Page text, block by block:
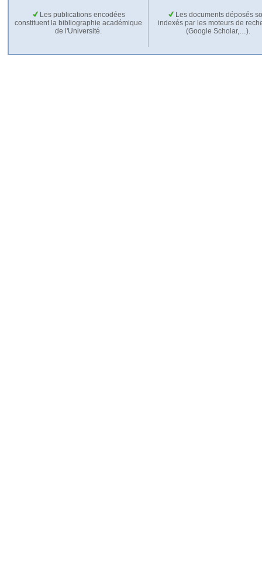
Les publications encodées
constituent la bibliographie académique
de l'Université.
Les documents déposés
indexés par les moteurs de
(Google Scholar,…).